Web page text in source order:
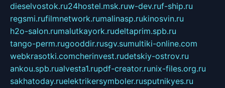
dieselvostok.ru24hostel.msk.ruw-dev.ruf-ship.ru
regsmi.rufilmnetwork.rumalinasp.rukinosvin.ru
h2o-salon.rumalutkayork.rudeltaprim.spb.ru
tango-perm.rugooddir.rusgv.sumultiki-online.com
webkrasotki.comcherinvest.rudetskiy-ostrov.ru
ankou.spb.rualvesta1.rupdf-creator.runix-files.org.ru
sakhatoday.ruelektrikersymboler.rusputnikyes.ru